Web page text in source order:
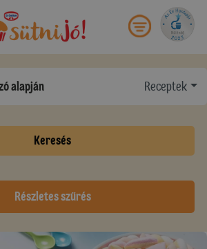
Receptek
Keresés
Részletes szűrés